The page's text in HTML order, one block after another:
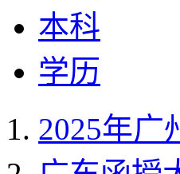
本科
学历
2025年广